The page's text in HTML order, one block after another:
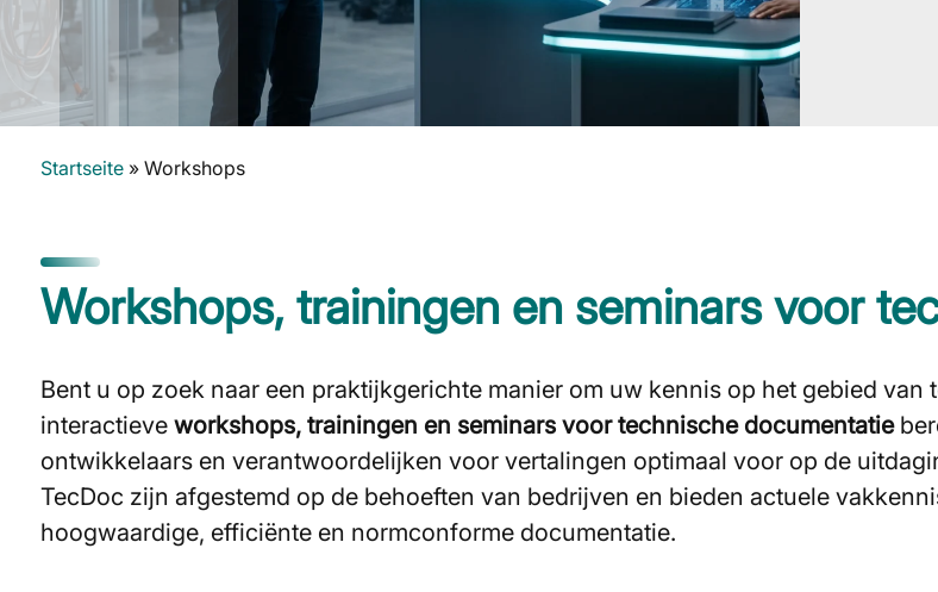
Startseite» Workshops
Workshops, trainingen en seminars voor
Bent u op zoek naar een praktijkgerichte manier om uw kennis op het gebied
interactieve workshops, trainingen en seminars voor technische documentatie
ontwikkelaars en verantwoordelijken voor vertalingen optimaal voor op de
TecDoc zijn afgestemd op de behoeften van bedrijven en bieden actuele
hoogwaardige, efficiënte en normconforme documentatie.